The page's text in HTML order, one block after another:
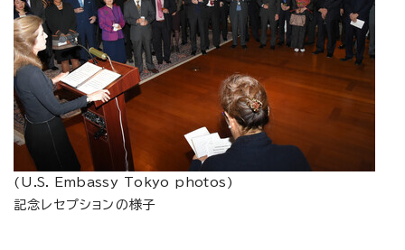
( U.S. Embassy Tokyo photos )
記念レセプションの様子